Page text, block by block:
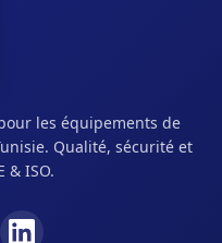
les équipements de
Qualité, sécurité et
& ISO.